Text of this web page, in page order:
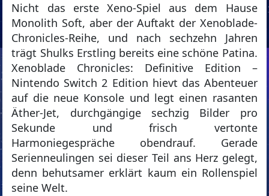
Nicht das erste Xeno-Spiel aus dem Hause
Monolith Soft, aber der Auftakt der Xenoblade-
Chronicles-Reihe, und nach sechzehn Jahren
trägt Shulks Erstling bereits eine schöne Patina.
Xenoblade Chronicles: Definitive Edition –
Nintendo Switch 2 Edition hievt das Abenteuer
auf die neue Konsole und legt einen rasanten
Äther-Jet, durchgängige sechzig Bilder pro
Sekunde und frisch vertonte
Harmoniegespräche obendrauf. Gerade
Serienneulingen sei dieser Teil ans Herz gelegt,
denn behutsamer erklärt kaum ein Rollenspiel
seine Welt.